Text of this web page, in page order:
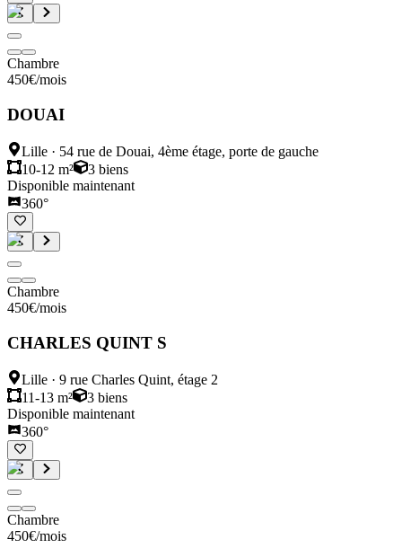
Chambre
450€/mois
DOUAI
Lille · 54 rue de Douai, 4ème étage, porte de gauche
10-12 m²
3 biens
Disponible maintenant
360°
Chambre
450€/mois
CHARLES QUINT S
Lille · 9 rue Charles Quint, étage 2
11-13 m²
3 biens
Disponible maintenant
360°
Chambre
450€/mois